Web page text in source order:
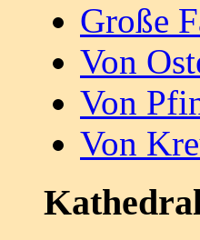
Große
Von
Von
Von